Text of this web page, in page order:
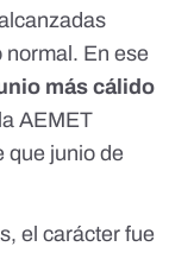
normal. En ese
más cálido
AEMET
que junio de
el carácter fue